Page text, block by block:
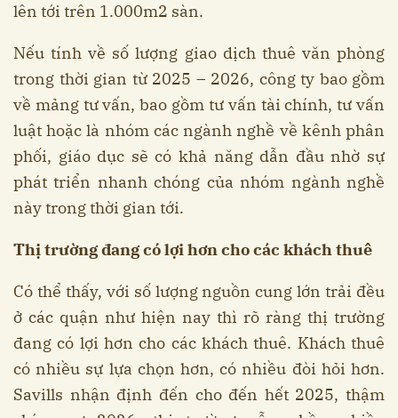
lên tới trên 1.000m2 sàn.
Nếu tính về số lượng giao dịch thuê văn phòng
trong thời gian từ 2025 – 2026, công ty bao gồm
về mảng tư vấn, bao gồm tư vấn tài chính, tư vấn
luật hoặc là nhóm các ngành nghề về kênh phân
phối, giáo dục sẽ có khả năng dẫn đầu nhờ sự
phát triển nhanh chóng của nhóm ngành nghề
này trong thời gian tới.
Thị trường đang có lợi hơn cho các khách thuê
Có thể thấy, với số lượng nguồn cung lớn trải đều
ở các quận như hiện nay thì rõ ràng thị trường
đang có lợi hơn cho các khách thuê. Khách thuê
có nhiều sự lựa chọn hơn, có nhiều đòi hỏi hơn.
Savills nhận định đến cho đến hết 2025, thậm